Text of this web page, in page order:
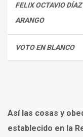
FELIX OCTAVIO DÍAZ
ARANGO
VOTO EN BLANCO
Así las cosas y
establecido en la